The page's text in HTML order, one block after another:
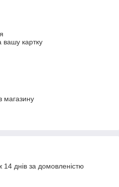
вашу картку
магазину
днів за домовленістю